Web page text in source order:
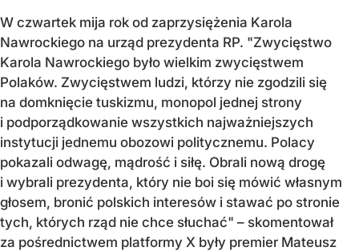
W czwartek mija rok od zaprzysiężenia Karola
Nawrockiego na urząd prezydenta RP. "Zwycięstwo
Karola Nawrockiego było wielkim zwycięstwem
Polaków. Zwycięstwem ludzi, którzy nie zgodzili się
na domknięcie tuskizmu, monopol jednej strony
i podporządkowanie wszystkich najważniejszych
instytucji jednemu obozowi politycznemu. Polacy
pokazali odwagę, mądrość i siłę. Obrali nową drogę
i wybrali prezydenta, który nie boi się mówić własnym
głosem, bronić polskich interesów i stawać po stronie
tych, których rząd nie chce słuchać" – skomentował
za pośrednictwem platformy X były premier Mateusz